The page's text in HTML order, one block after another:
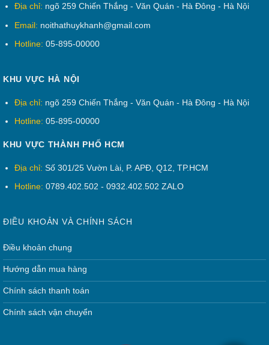
Địa chỉ: ngõ 259 Chiến Thắng - Văn Quán - Hà Đông - Hà Nội
Email: noithathuykhanh@gmail.com
Hotline: 05-895-00000
KHU VỰC HÀ NỘI
Địa chỉ: ngõ 259 Chiến Thắng - Văn Quán - Hà Đông - Hà Nội
Hotline: 05-895-00000
KHU VỰC THÀNH PHỐ HCM
Địa chỉ: Số 301/25 Vườn Lài, P. APĐ, Q12, TP.HCM
Hotline: 0789.402.502 - 0932.402.502 ZALO
ĐIỀU KHOẢN VÀ CHÍNH SÁCH
Điều khoản chung
Hướng dẫn mua hàng
Chính sách thanh toán
Chính sách vận chuyển